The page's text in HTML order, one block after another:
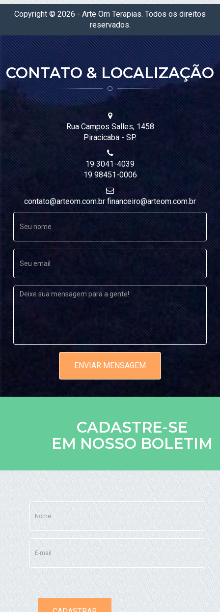
PSICOTERAPIA TRADICIONAL
PSICOTERAPIA DO AYURVEDA
YOGA MASSAGEM AYURVEDICA
AROMATERAPIA
ASTROLOGIA VÉDICA
REIKE (CURA ENERGÉTICA)
PROGRAMA DETOX PIRACICABA - PURIFICAÇÃO AYURVEDICA
REDE DE APOIO PRÉ E PÓS PARTO
YOGA
AULAS DE YOGA
YOGA PERSONAL
HORÁRIOS
PLANOS DE YOGA (PRESENCIAL E ONLINE)
AYURVEDA
O QUE É?
CONSULTAS AYURVEDA
PANCHAKARMA
PROCEDIMENTOS
Copyright © 2026 - Arte Om Terapias. Todos os direitos
reservados.
CONTATO & LOCALIZAÇÃO
Rua Campos Salles, 1458
Piracicaba - SP.
19 3041-4039
19 98451-0006
contato@arteom.com.br financeiro@arteom.com.br
ENVIAR MENSAGEM
CADASTRE-SE
EM NOSSO BOLETIM